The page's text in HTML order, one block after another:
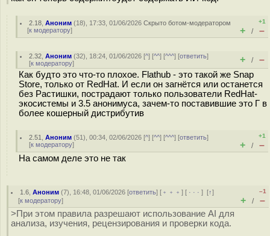
2.18 ,Аноним (18), 17:33, 01/06/2026Скрыто ботом-модератором
[к модератору]
+1
+ / –
2.32 ,Аноним (32), 18:24, 01/06/2026 [^] [^^] [^^^] [ответить]
[к модератору] + / –
Как будто это что-то плохое. Flathub - это такой же Snap
Store, только от RedHat. И если он загнётся или останется
без Растишки, пострадают только пользователи RedHat-
экосистемы и 3.5 анонимуса, зачем-то поставившие это Г в
более кошерный дистрибутив
2.51 ,Аноним (51), 00:34, 02/06/2026 [^] [^^] [^^^] [ответить]
[к модератору]
+1
+ / –
На самом деле это не так
1.6 ,Аноним (7), 16:48, 01/06/2026 [ответить] [ ﹢﹢﹢] [ · · ·][↑]
[к модератору]
–1
+ / –
>При этом правила разрешают использование AI для
анализа, изучения, рецензирования и проверки кода.